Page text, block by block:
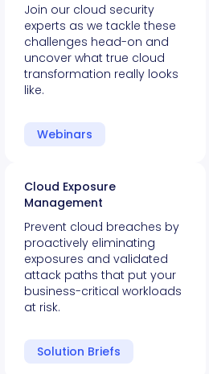
Join our cloud security
experts as we tackle these
challenges head-on and
uncover what true cloud
transformation really looks
like.
Webinars
Cloud Exposure
Management
Prevent cloud breaches by
proactively eliminating
exposures and validated
attack paths that put your
business-critical workloads
at risk.
Solution Briefs